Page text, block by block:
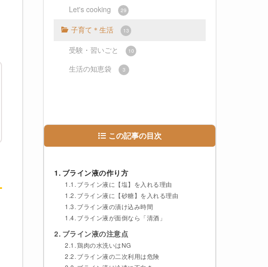
Let's cooking 29
子育て＊生活 13
受験・習いごと 10
生活の知恵袋 3
この記事の目次
ブライン液の作り方
ブライン液に【塩】を入れる理由
ブライン液に【砂糖】を入れる理由
ブライン液の漬け込み時間
ブライン液が面倒なら「清酒」
ブライン液の注意点
鶏肉の水洗いはNG
ブライン液の二次利用は危険